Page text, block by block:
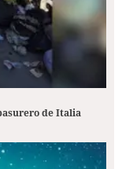
de Italia